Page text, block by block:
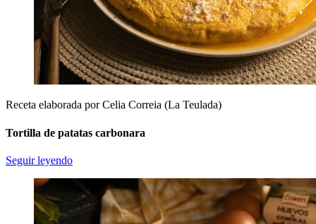
Receta elaborada por Celia Correia (La Teulada)
Tortilla de patatas carbonara
Seguir leyendo